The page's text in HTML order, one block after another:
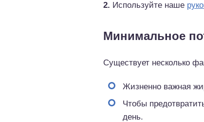
2. Используйте наше
Минимальное
Существует несколько
Жизненно важная
Чтобы
день.